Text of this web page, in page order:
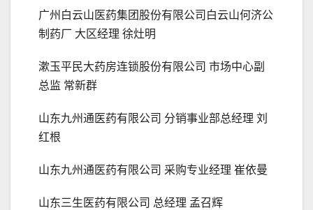
广州白云山医药集团股份有限公司白云山何济公
制药厂 大区经理 徐灶明
漱玉平民大药房连锁股份有限公司 市场中心副
总监 常新群
山东九州通医药有限公司 分销事业部总经理 刘
红根
山东九州通医药有限公司 采购专业经理 崔依曼
山东三生医药有限公司 总经理 孟召辉